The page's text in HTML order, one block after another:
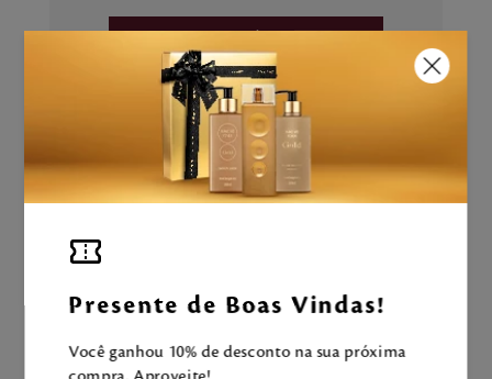
Presente de Boas Vindas!
Você ganhou 10% de desconto na sua próxima
Aproveite e tenha uma experiência
Mahogany completa!
LEVE TAMBÉM